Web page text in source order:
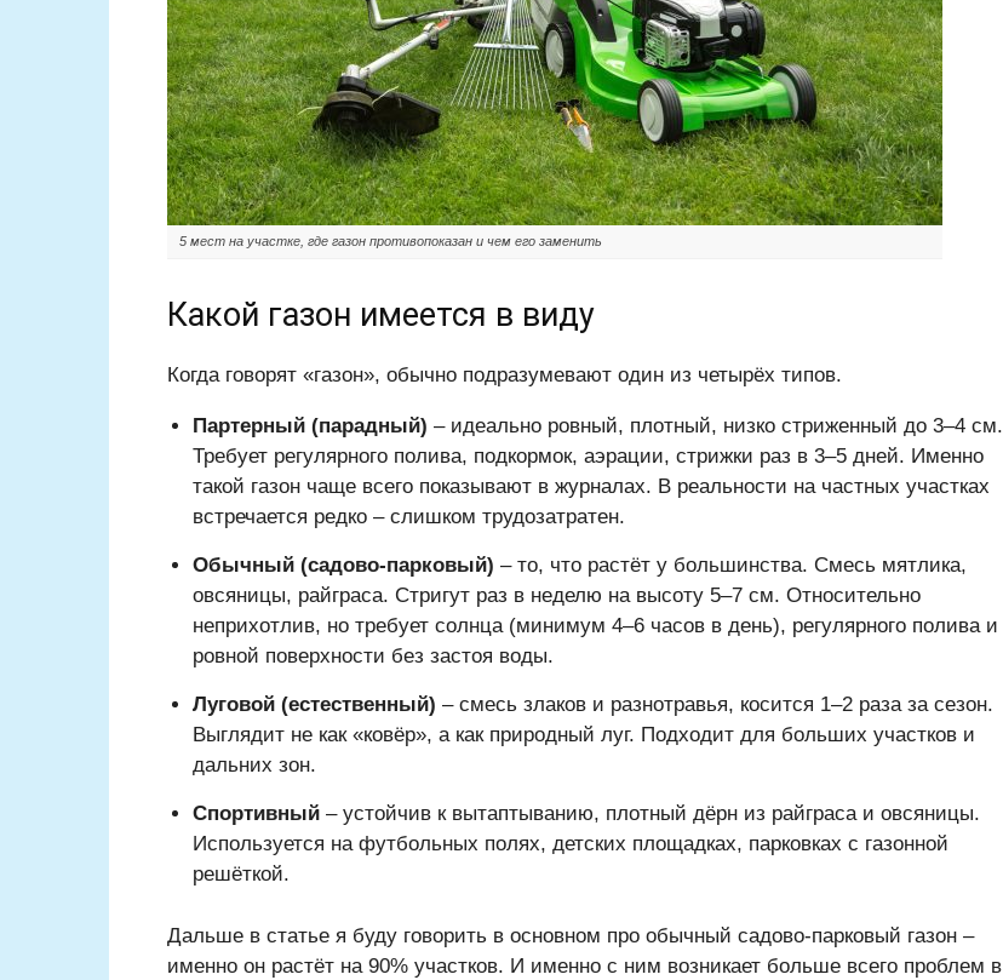
5 мест на участке, где газон противопоказан и чем его заменить
Какой газон имеется в виду
Когда говорят «газон», обычно подразумевают один из четырёх типов.
Партерный (парадный) – идеально ровный, плотный, низко стриженный до 3–4 см.
Требует регулярного полива, подкормок, аэрации, стрижки раз в 3–5 дней. Именно
такой газон чаще всего показывают в журналах. В реальности на частных участках
встречается редко – слишком трудозатратен.
Обычный (садово-парковый) – то, что растёт у большинства. Смесь мятлика,
овсяницы, райграса. Стригут раз в неделю на высоту 5–7 см. Относительно
неприхотлив, но требует солнца (минимум 4–6 часов в день), регулярного полива и
ровной поверхности без застоя воды.
Луговой (естественный) – смесь злаков и разнотравья, косится 1–2 раза за сезон.
Выглядит не как «ковёр», а как природный луг. Подходит для больших участков и
дальних зон.
Спортивный – устойчив к вытаптыванию, плотный дёрн из райграса и овсяницы.
Используется на футбольных полях, детских площадках, парковках с газонной
решёткой.
Дальше в статье я буду говорить в основном про обычный садово-парковый газон –
именно он растёт на 90% участков. И именно с ним возникает больше всего проблем в